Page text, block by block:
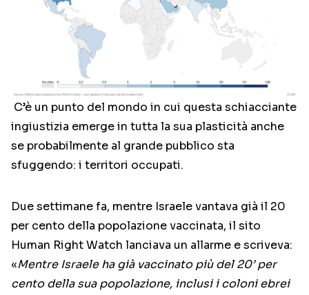
C’è un punto del mondo in cui questa schiacciante
ingiustizia emerge in tutta la sua plasticità anche
se probabilmente al grande pubblico sta
sfuggendo: i territori occupati.
Due settimane fa, mentre Israele vantava già il 20
per cento della popolazione vaccinata, il sito
Human Right Watch lanciava un allarme e scriveva:
«Mentre Israele ha già vaccinato più del 20’ per
cento della sua popolazione, inclusi i coloni ebrei